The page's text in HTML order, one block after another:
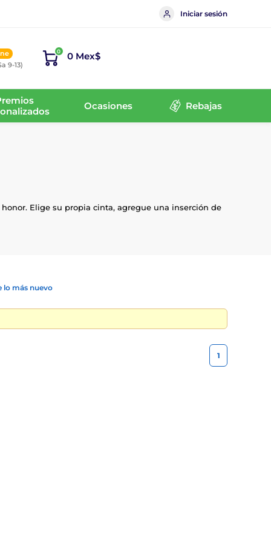
Iniciar sesión
9-13)
0 0 Mex$
Ocasiones Rebajas
Elige su propia cinta, agregue una inserción de
lo más nuevo
1